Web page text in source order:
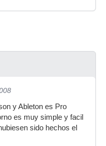
y Ableton es Pro
es muy simple y facil
sido hechos el